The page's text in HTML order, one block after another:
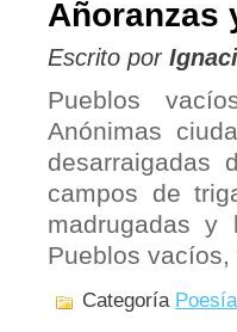
Añoranzas
Escrito por
Pueblos
Anónimas
desarraigadas
campos de
madrugadas
Pueblos
Categoría Poesía